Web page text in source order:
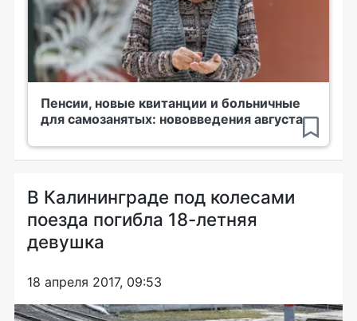
Пенсии, новые квитанции и больничные
для самозанятых: нововведения августа
В Калининграде под колесами
поезда погибла 18-летняя
девушка
18 апреля 2017, 09:53